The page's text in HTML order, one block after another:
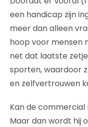
een handicap zijn
meer dan alleen
hoop voor mensen
net dat laatste
sporten, waardoor
en zelfvertrouwen
Kan de commercial
Maar dan wordt hij